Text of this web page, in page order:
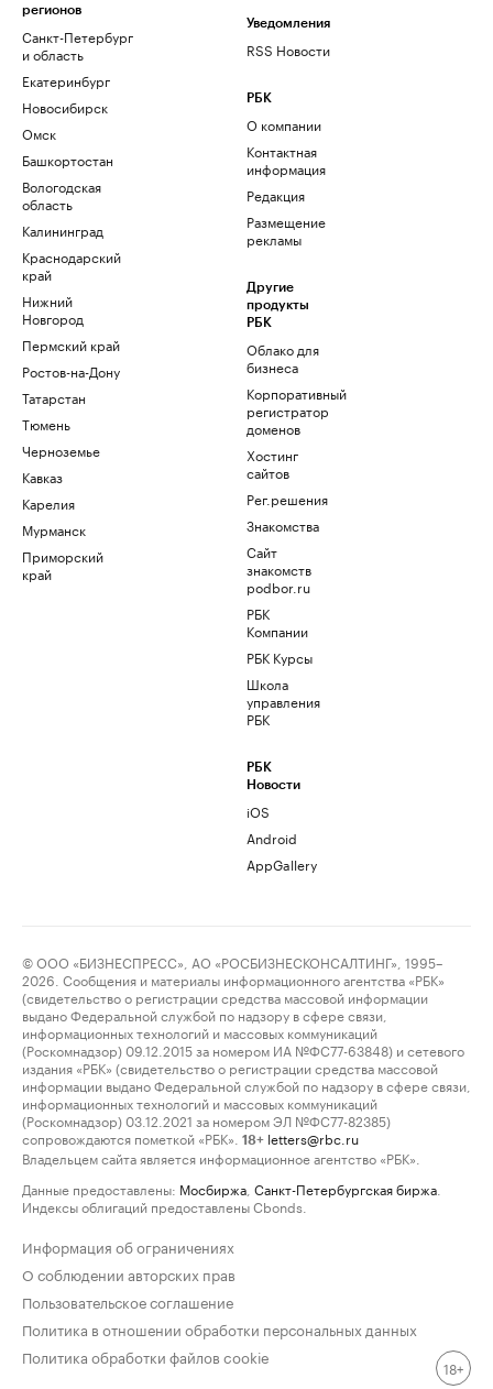
регионов
Санкт-Петербург
и область
Екатеринбург
Новосибирск
Омск
Башкортостан
Вологодская
область
Калининград
Краснодарский
край
Нижний
Новгород
Пермский край
Ростов-на-Дону
Татарстан
Тюмень
Черноземье
Кавказ
Карелия
Мурманск
Приморский
край
Уведомления
RSS Новости
РБК
О компании
Контактная
информация
Редакция
Размещение
рекламы
Другие
продукты
РБК
Облако для
бизнеса
Корпоративный
регистратор
доменов
Хостинг
сайтов
Рег.решения
Знакомства
Сайт
знакомств
podbor.ru
РБК
Компании
РБК Курсы
Школа
управления
РБК
РБК
Новости
iOS
Android
AppGallery
© ООО «БИЗНЕСПРЕСС», АО «РОСБИЗНЕСКОНСАЛТИНГ», 1995–
2026. Сообщения и материалы информационного агентства «РБК»
(свидетельство о регистрации средства массовой информации
выдано Федеральной службой по надзору в сфере связи,
информационных технологий и массовых коммуникаций
(Роскомнадзор) 09.12.2015 за номером ИА №ФС77-63848) и сетевого
издания «РБК» (свидетельство о регистрации средства массовой
информации выдано Федеральной службой по надзору в сфере связи,
информационных технологий и массовых коммуникаций
(Роскомнадзор) 03.12.2021 за номером ЭЛ №ФС77-82385)
сопровождаются пометкой «РБК».
18+ letters@rbc.ru
Владельцем сайта является информационное агентство «РБК».
Данные предоставлены: Мосбиржа Санкт-Петербургская биржа
Индексы облигаций предоставлены Cbonds.
Информация об ограничениях
О соблюдении авторских прав
Пользовательское соглашение
Политика в отношении обработки персональных данных
Политика обработки файлов cookie
18+